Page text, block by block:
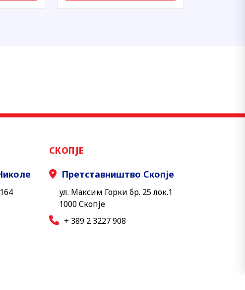
СКОПЈЕ
Претставништво Скопје
ул. Максим Горки бр. 25 лок.1
1000 Скопје
+ 389 2 3227 908